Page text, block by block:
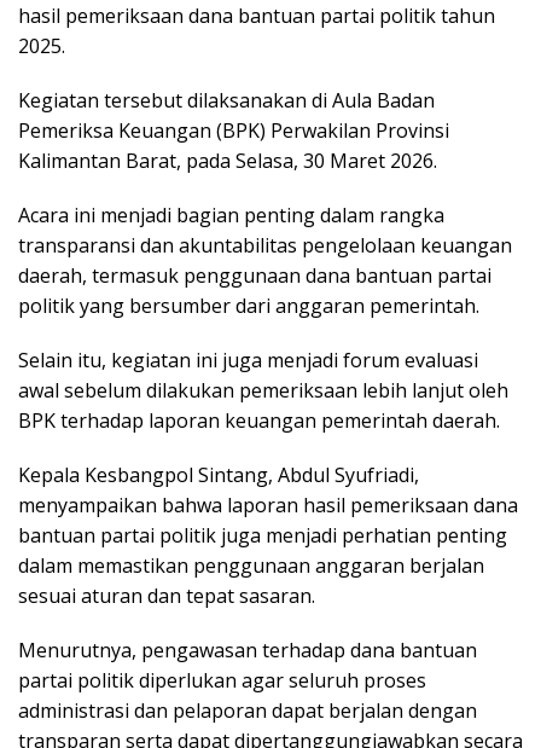
hasil pemeriksaan dana bantuan partai politik tahun
2025.
Kegiatan tersebut dilaksanakan di Aula Badan
Pemeriksa Keuangan (BPK) Perwakilan Provinsi
Kalimantan Barat, pada Selasa, 30 Maret 2026.
Acara ini menjadi bagian penting dalam rangka
transparansi dan akuntabilitas pengelolaan keuangan
daerah, termasuk penggunaan dana bantuan partai
politik yang bersumber dari anggaran pemerintah.
Selain itu, kegiatan ini juga menjadi forum evaluasi
awal sebelum dilakukan pemeriksaan lebih lanjut oleh
BPK terhadap laporan keuangan pemerintah daerah.
Kepala Kesbangpol Sintang, Abdul Syufriadi,
menyampaikan bahwa laporan hasil pemeriksaan dana
bantuan partai politik juga menjadi perhatian penting
dalam memastikan penggunaan anggaran berjalan
sesuai aturan dan tepat sasaran.
Menurutnya, pengawasan terhadap dana bantuan
partai politik diperlukan agar seluruh proses
administrasi dan pelaporan dapat berjalan dengan
transparan serta dapat dipertanggungjawabkan secara